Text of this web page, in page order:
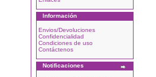
Información
Envios/Devoluciones
Confidencialidad
Condiciones de uso
Contáctenos
Notificaciones